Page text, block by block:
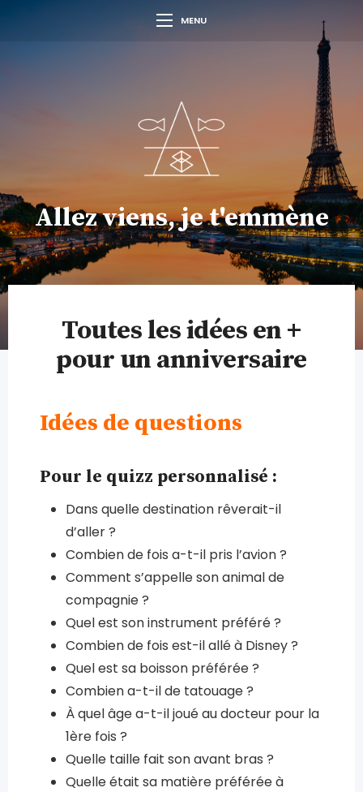
MENU
Allez viens, je t'emmène
Toutes les idées en +
pour un anniversaire
Idées de questions
Pour le quizz personnalisé :
Dans quelle destination rêverait-il
d’aller ?
Combien de fois a-t-il pris l’avion ?
Comment s’appelle son animal de
compagnie ?
Quel est son instrument préféré ?
Combien de fois est-il allé à Disney ?
Quel est sa boisson préférée ?
Combien a-t-il de tatouage ?
À quel âge a-t-il joué au docteur pour la
1ère fois ?
Quelle taille fait son avant bras ?
Quelle était sa matière préférée à